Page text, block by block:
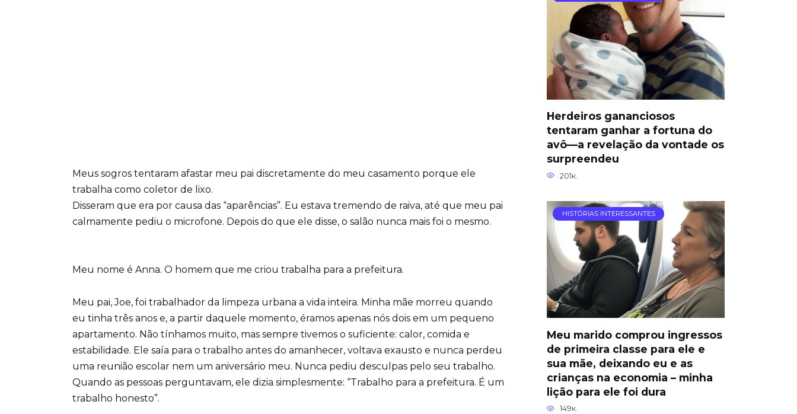
Meus sogros tentaram afastar meu pai discretamente do meu casamento porque ele
trabalha como coletor de lixo.
Disseram que era por causa das “aparências”. Eu estava tremendo de raiva, até que meu pai
calmamente pediu o microfone. Depois do que ele disse, o salão nunca mais foi o mesmo.
Meu nome é Anna. O homem que me criou trabalha para a prefeitura.
Meu pai, Joe, foi trabalhador da limpeza urbana a vida inteira. Minha mãe morreu quando
eu tinha três anos e, a partir daquele momento, éramos apenas nós dois em um pequeno
apartamento. Não tínhamos muito, mas sempre tivemos o suficiente: calor, comida e
estabilidade. Ele saía para o trabalho antes do amanhecer, voltava exausto e nunca perdeu
uma reunião escolar nem um aniversário meu. Nunca pediu desculpas pelo seu trabalho.
Quando as pessoas perguntavam, ele dizia simplesmente: “Trabalho para a prefeitura. É um
trabalho honesto”.
Herdeiros gananciosos
tentaram ganhar a fortuna do
avô—a revelação da vontade os
surpreendeu
201к.
HISTÓRIAS INTERESSANTES
Meu marido comprou ingressos
de primeira classe para ele e
sua mãe, deixando eu e as
crianças na economia – minha
lição para ele foi dura
149к.